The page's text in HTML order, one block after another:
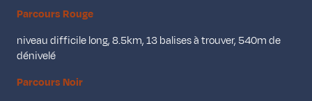
Parcours Rouge
niveau difficile long, 8.5km, 13 balises à trouver, 540m de
dénivelé
Parcours Noir